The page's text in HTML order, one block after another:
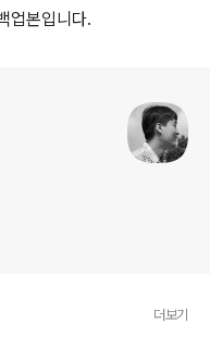
업본입니다.
더보기